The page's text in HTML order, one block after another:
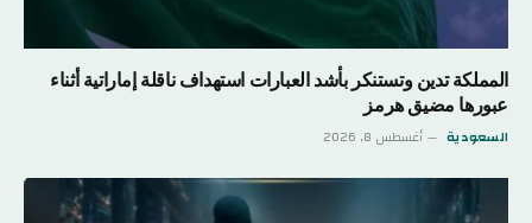
المملكة تدين وتستنكر بأشد العبارات استهداف ناقلة إماراتية أثناء
عبورها مضيق هرمز
السعودية أغسطس 8, 2026